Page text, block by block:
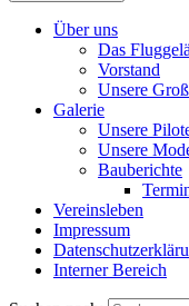
Über uns
Das
Vorstand
Unsere
Galerie
Unsere
Unsere
Bauberichte
Vereinsleben
Impressum
Interner Bereich